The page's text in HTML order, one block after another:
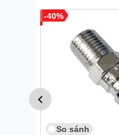
40
So sánh